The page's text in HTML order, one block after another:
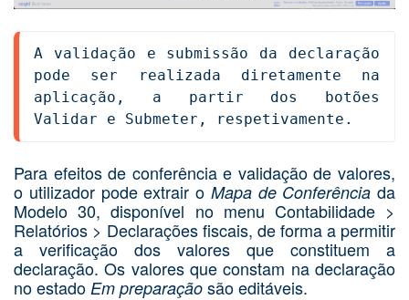
A validação e submissão da declaração
pode ser realizada diretamente na
aplicação, a partir dos botões
Validar e Submeter, respetivamente.
Para efeitos de conferência e validação de valores,
o utilizador pode extrair o Mapa de Conferência da
Modelo 30, disponível no menu Contabilidade >
Relatórios > Declarações fiscais, de forma a permitir
a verificação dos valores que constituem a
declaração. Os valores que constam na declaração
no estado Em preparação são editáveis.